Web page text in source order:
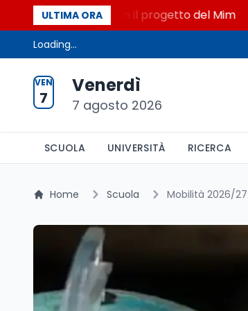
ULTIMA ORA
a Lerici con il progetto del Mim
Loading...
VEN
7
Venerdì
7 agosto 2026
SCUOLA UNIVERSITÀ RICERCA
Home Scuola